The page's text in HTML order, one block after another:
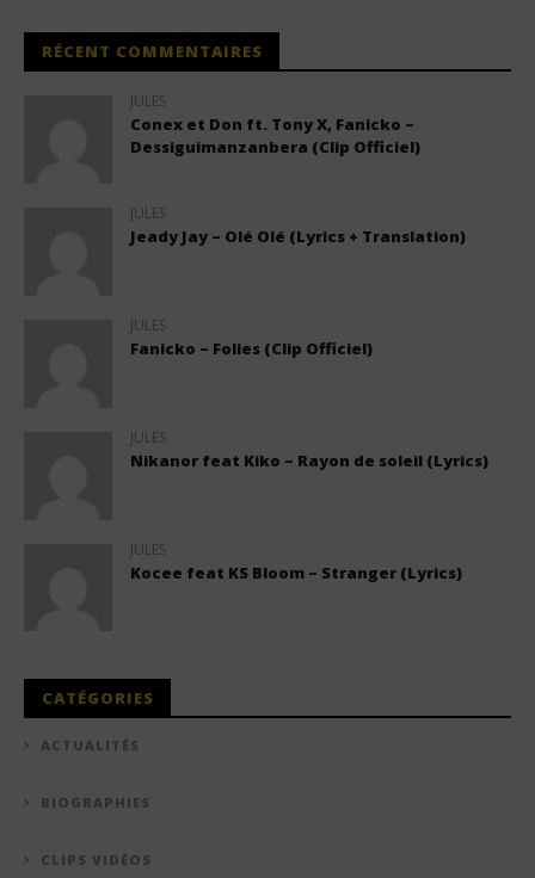
RÉCENT COMMENTAIRES
JULES
Conex et Don ft. Tony X, Fanicko –
Dessiguimanzanbera (Clip Officiel)
JULES
Jeady Jay – Olé Olé (Lyrics + Translation)
JULES
Fanicko – Folies (Clip Officiel)
JULES
Nikanor feat Kiko – Rayon de soleil (Lyrics)
JULES
Kocee feat KS Bloom – Stranger (Lyrics)
CATÉGORIES
ACTUALITÉS
BIOGRAPHIES
CLIPS VIDÉOS